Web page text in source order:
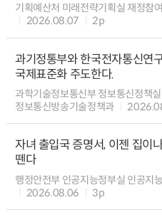
기획예산처 미래전략기획실 재정참
2026.08.07
2p
과기정통부와 한국전자통신연
국제표준화 주도한다.
과학기술정보통신부 정보통신정책
정보통신방송기술정책과
자녀 출입국 증명서, 이젠 집이
뗀다
행정안전부 인공지능정부실 인공지
2026.08.06
3p